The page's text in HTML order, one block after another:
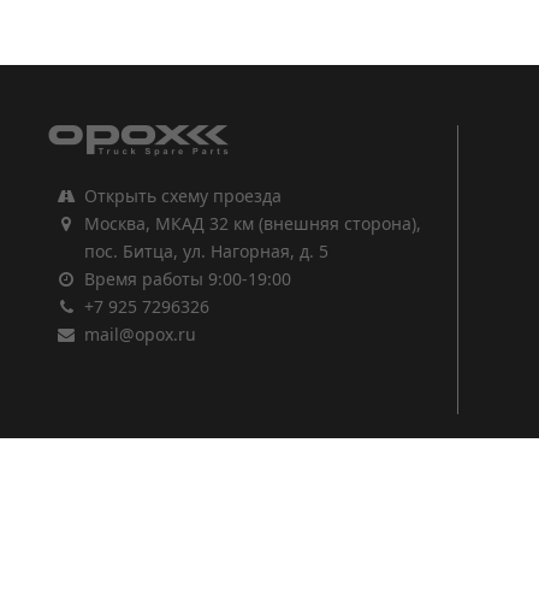
Открыть схему проезда
Москва, МКАД 32 км (внешняя сторона),
пос. Битца, ул. Нагорная, д. 5
Время работы 9:00-19:00
+7 925 7296326
mail@opox.ru